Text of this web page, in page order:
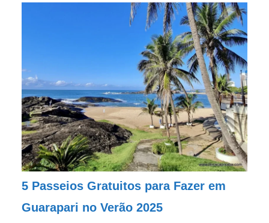
5 Passeios Gratuitos para Fazer em
Guarapari no Verão 2025